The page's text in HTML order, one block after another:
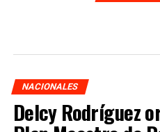
NACIONALES
Delcy Rodríguez